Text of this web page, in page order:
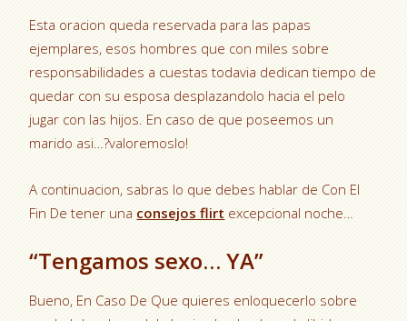
Esta oracion queda reservada para las papas
ejemplares, esos hombres que con miles sobre
responsabilidades a cuestas todavia dedican tiempo de
quedar con su esposa desplazandolo hacia el pelo
jugar con las hijos. En caso de que poseemos un
marido asi…?valoremoslo!
A continuacion, sabras lo que debes hablar de Con El
Fin De tener una consejos flirt excepcional noche…
“Tengamos sexo… YA”
Bueno, En Caso De Que quieres enloquecerlo sobre